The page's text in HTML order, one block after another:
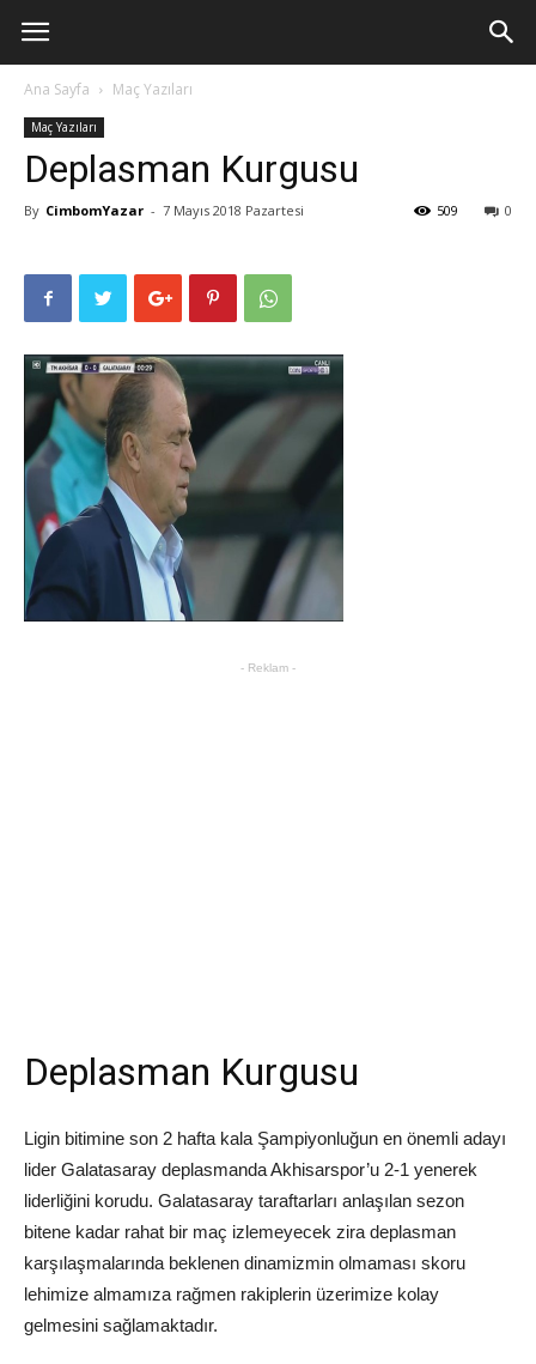
Ana Sayfa Maç Yazıları
Maç Yazıları
Deplasman Kurgusu
By CimbomYazar - 7 Mayıs 2018 Pazartesi 0
509
- Reklam -
Deplasman Kurgusu
Ligin bitimine son 2 hafta kala Şampiyonluğun en önemli adayı
lider Galatasaray deplasmanda Akhisarspor’u 2-1 yenerek
liderliğini korudu. Galatasaray taraftarları anlaşılan sezon
bitene kadar rahat bir maç izlemeyecek zira deplasman
karşılaşmalarında beklenen dinamizmin olmaması skoru
lehimize almamıza rağmen rakiplerin üzerimize kolay
gelmesini sağlamaktadır.